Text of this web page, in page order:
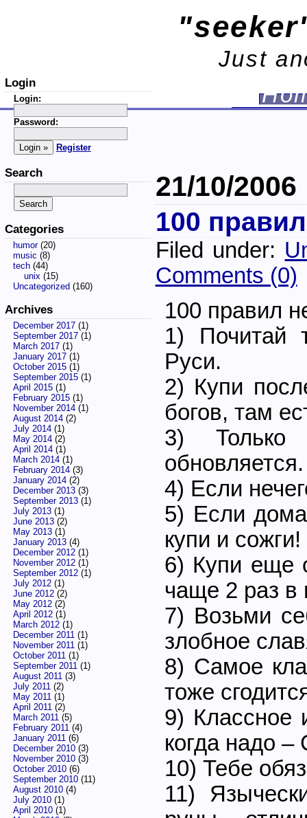
Just
21/10/2006
100
Filed under:
Comments (0)
100 правил
1) Почитай
Руси.
2) Купи
богов, там
3) Только
обновляется.
4) Если
5) Если
купи и сожги!
6) Купи еще
чаще 2 раз в
7) Возьми
злобное
8) Самое
тоже
9) Классное
когда надо –
10) Тебе
11)
Login
Login:
Password:
Register
Search
Categories
humor(20)
music (8)
tech(44)
unix(15)
Uncategorized (160)
Archives
December 2017(1)
September 2017(1)
March 2017(1)
January 2017(1)
October 2015(1)
September 2015(1)
April 2015(1)
February 2015(1)
November 2014(1)
August 2014(2)
July 2014(1)
May 2014(2)
April 2014(1)
March 2014(1)
February 2014(3)
January 2014(2)
December 2013(3)
September 2013(1)
July 2013(1)
June 2013(2)
May 2013(1)
January 2013(4)
December 2012(1)
November 2012(1)
September 2012(1)
July 2012(1)
June 2012(2)
May 2012(2)
April 2012(1)
March 2012(1)
December 2011(1)
November 2011(1)
October 2011(1)
September 2011(1)
August 2011(3)
July 2011(2)
May 2011(1)
April 2011(2)
March 2011(5)
February 2011(4)
January 2011(6)
December 2010(3)
November 2010(3)
October 2010(6)
September 2010(11)
August 2010(4)
July 2010(1)
April 2010(1)